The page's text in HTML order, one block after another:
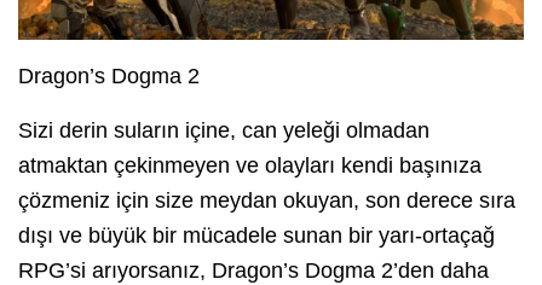
Dragon’s Dogma 2
Sizi derin suların içine, can yeleği olmadan
atmaktan çekinmeyen ve olayları kendi başınıza
çözmeniz için size meydan okuyan, son derece sıra
dışı ve büyük bir mücadele sunan bir yarı-ortaçağ
RPG’si arıyorsanız, Dragon’s Dogma 2’den daha